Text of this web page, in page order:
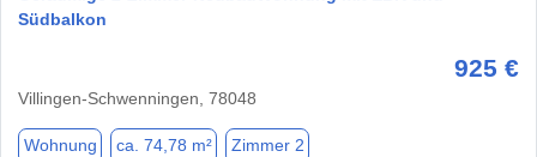
Südbalkon
925 €
Villingen-Schwenningen, 78048
Wohnung ca. 74,78 m² Zimmer 2